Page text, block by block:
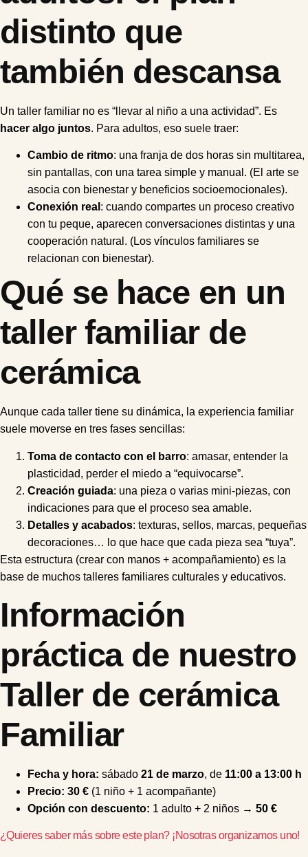
distinto que
también descansa
Un taller familiar no es “llevar al niño a una actividad”. Es
hacer algo juntos. Para adultos, eso suele traer:
Cambio de ritmo: una franja de dos horas sin multitarea,
sin pantallas, con una tarea simple y manual. (El arte se
asocia con bienestar y beneficios socioemocionales).
Conexión real : cuando compartes un proceso creativo
con tu peque, aparecen conversaciones distintas y una
cooperación natural. (Los vínculos familiares se
relacionan con bienestar).
Qué se hace en un
taller familiar de
cerámica
Aunque cada taller tiene su dinámica, la experiencia familiar
suele moverse en tres fases sencillas:
Toma de contacto con el barro: amasar, entender la
plasticidad, perder el miedo a “equivocarse”.
Creación guiada: una pieza o varias mini-piezas, con
indicaciones para que el proceso sea amable.
Detalles y acabados: texturas, sellos, marcas, pequeñas
decoraciones… lo que hace que cada pieza sea “tuya”.
Esta estructura (crear con manos + acompañamiento) es la
base de muchos talleres familiares culturales y educativos.
Información
práctica de nuestro
Taller de cerámica
Familiar
Fecha y hora: sábado 21 de marzo, de 11:00 a 13:00 h
Precio: 30 € (1 niño + 1 acompañante)
Opción con descuento: 1 adulto + 2 niños → 50 €
¿Quieres saber más sobre este plan? ¡Nosotras organizamos uno!